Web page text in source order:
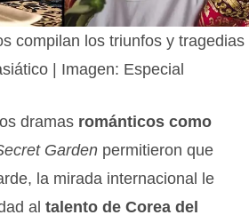
compilan los triunfos y tragedias
| Imagen: Especial
dramas románticos como
Garden permitieron que
la mirada internacional le
al talento de Corea del